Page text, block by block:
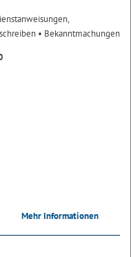
• Bekanntmachungen
Mehr Informationen